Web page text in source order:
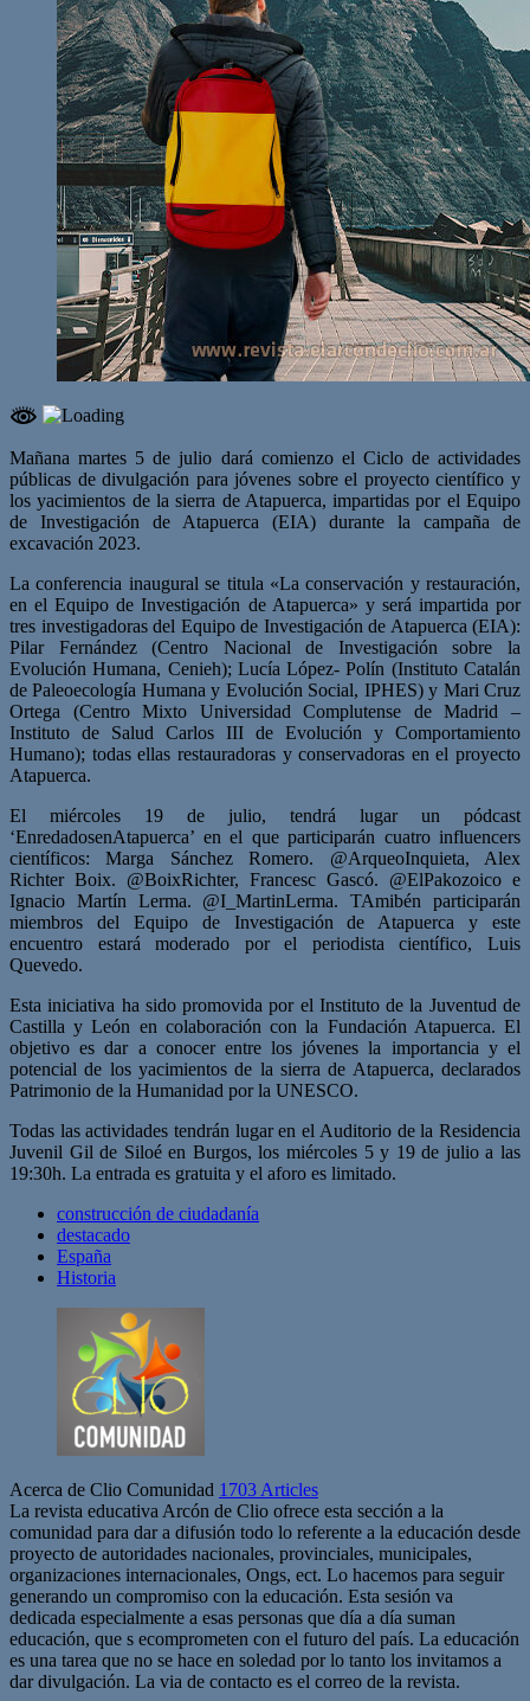
Mañana martes 5 de julio dará comienzo el Ciclo de actividades
públicas de divulgación para jóvenes sobre el proyecto científico y
los yacimientos de la sierra de Atapuerca, impartidas por el Equipo
de Investigación de Atapuerca (EIA) durante la campaña de
excavación 2023.
La conferencia inaugural se titula «La conservación y restauración,
en el Equipo de Investigación de Atapuerca» y será impartida por
tres investigadoras del Equipo de Investigación de Atapuerca (EIA):
Pilar Fernández (Centro Nacional de Investigación sobre la
Evolución Humana, Cenieh); Lucía López- Polín (Instituto Catalán
de Paleoecología Humana y Evolución Social, IPHES) y Mari Cruz
Ortega (Centro Mixto Universidad Complutense de Madrid –
Instituto de Salud Carlos III de Evolución y Comportamiento
Humano); todas ellas restauradoras y conservadoras en el proyecto
Atapuerca.
El miércoles 19 de julio, tendrá lugar un pódcast
‘EnredadosenAtapuerca’ en el que participarán cuatro influencers
científicos: Marga Sánchez Romero. @ArqueoInquieta, Alex
Richter Boix. @BoixRichter, Francesc Gascó. @ElPakozoico e
Ignacio Martín Lerma. @I_MartinLerma. TAmibén participarán
miembros del Equipo de Investigación de Atapuerca y este
encuentro estará moderado por el periodista científico, Luis
Quevedo.
Esta iniciativa ha sido promovida por el Instituto de la Juventud de
Castilla y León en colaboración con la Fundación Atapuerca. El
objetivo es dar a conocer entre los jóvenes la importancia y el
potencial de los yacimientos de la sierra de Atapuerca, declarados
Patrimonio de la Humanidad por la UNESCO.
Todas las actividades tendrán lugar en el Auditorio de la Residencia
Juvenil Gil de Siloé en Burgos, los miércoles 5 y 19 de julio a las
19:30h. La entrada es gratuita y el aforo es limitado.
construcción de ciudadanía
destacado
España
Historia
Acerca de Clio Comunidad 1703 Articles
La revista educativa Arcón de Clio ofrece esta sección a la
comunidad para dar a difusión todo lo referente a la educación desde
proyecto de autoridades nacionales, provinciales, municipales,
organizaciones internacionales, Ongs, ect. Lo hacemos para seguir
generando un compromiso con la educación. Esta sesión va
dedicada especialmente a esas personas que día a día suman
educación, que s ecomprometen con el futuro del país. La educación
es una tarea que no se hace en soledad por lo tanto los invitamos a
dar divulgación. La via de contacto es el correo de la revista.